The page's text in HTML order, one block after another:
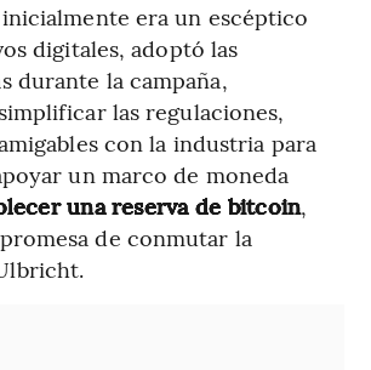
era un escéptico
digitales, adoptó las
durante la campaña,
las regulaciones,
con la industria para
un marco de moneda
una reserva de bitcoin,
de conmutar la